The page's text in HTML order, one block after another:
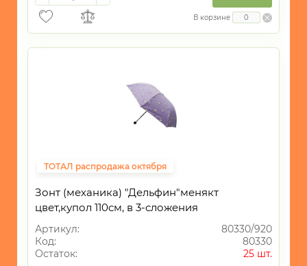
В корзине
ТОТАЛ распродажа октября
Зонт (механика) "Дельфин"менякт
цвет,купол 110см, в 3-сложения
Артикул:
80330/920
Код:
80330
Остаток:
25 шт.